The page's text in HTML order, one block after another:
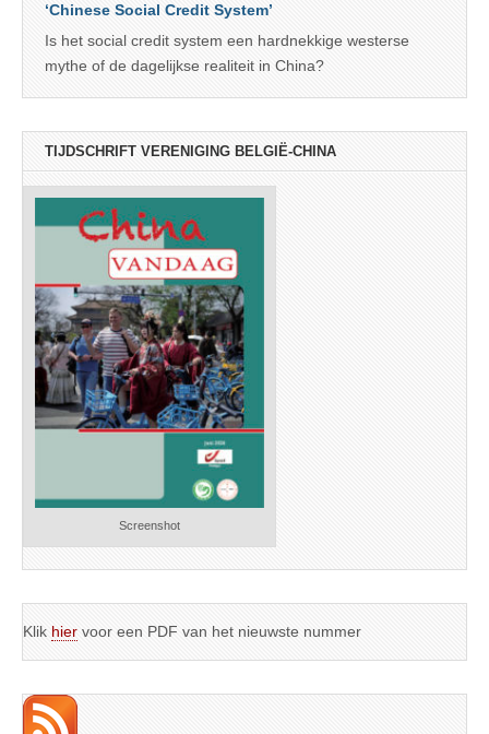
‘Chinese Social Credit System’
Is het social credit system een hardnekkige westerse
mythe of de dagelijkse realiteit in China?
TIJDSCHRIFT VERENIGING BELGIË-CHINA
Screenshot
Klik hier voor een PDF van het nieuwste nummer